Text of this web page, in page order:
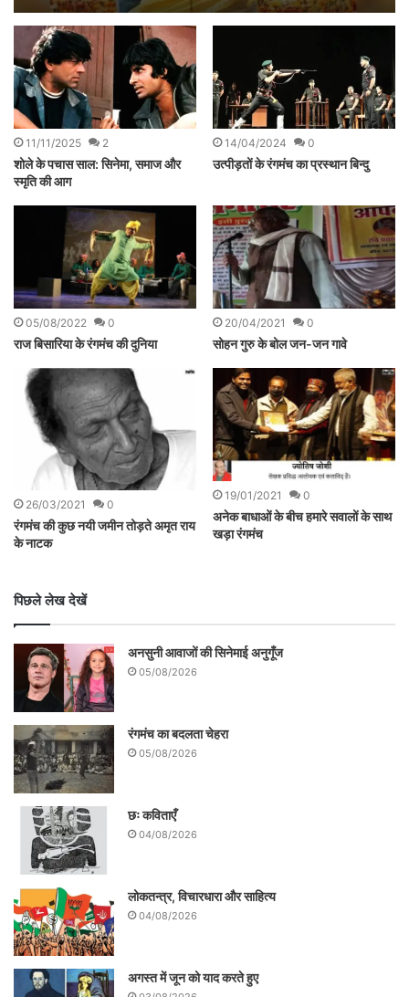
11/11/2025 2
शोले के पचास साल: सिनेमा, समाज और
स्मृति की आग
14/04/2024 0
उत्पीड़तों के रंगमंच का प्रस्थान बिन्दु
05/08/2022 0
राज बिसारिया के रंगमंच की दुनिया
20/04/2021 0
सोहन गुरु के बोल जन-जन गावे
26/03/2021 0
रंगमंच की कुछ नयी जमीन तोड़ते अमृत राय
के नाटक
19/01/2021 0
अनेक बाधाओं के बीच हमारे सवालों के साथ
खड़ा रंगमंच
पिछले लेख देखें
अनसुनी आवाजों की सिनेमाई अनुगूँज
05/08/2026
रंगमंच का बदलता चेहरा
05/08/2026
छः कविताएँ
04/08/2026
लोकतन्त्र, विचारधारा और साहित्य
04/08/2026
अगस्त में जून को याद करते हुए